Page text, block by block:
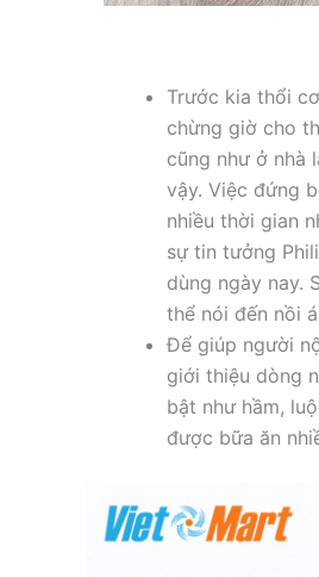
Trước kia thổi
chừng giờ cho
cũng như ở nhà
vậy. Việc đứng
nhiều thời gian
sự tin tưởng
dùng ngày nay.
thể nói đến nồi
Để giúp người
giới thiệu dòng
bật như hầm,
được bữa ăn